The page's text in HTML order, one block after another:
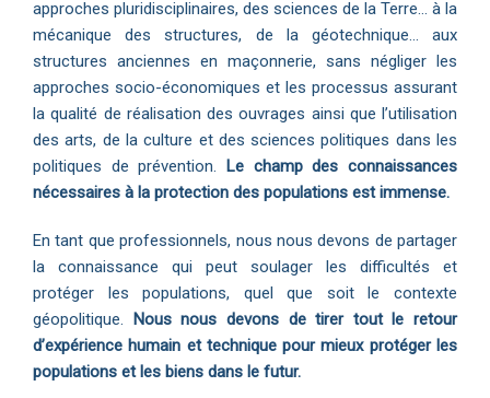
approches pluridisciplinaires, des sciences de la Terre… à la
mécanique des structures, de la géotechnique… aux
structures anciennes en maçonnerie, sans négliger les
approches socio-économiques et les processus assurant
la qualité de réalisation des ouvrages ainsi que l’utilisation
des arts, de la culture et des sciences politiques dans les
politiques de prévention. Le champ des connaissances
nécessaires à la protection des populations est immense.
En tant que professionnels, nous nous devons de partager
la connaissance qui peut soulager les difficultés et
protéger les populations, quel que soit le contexte
géopolitique. Nous nous devons de tirer tout le retour
d’expérience humain et technique pour mieux protéger les
populations et les biens dans le futur.